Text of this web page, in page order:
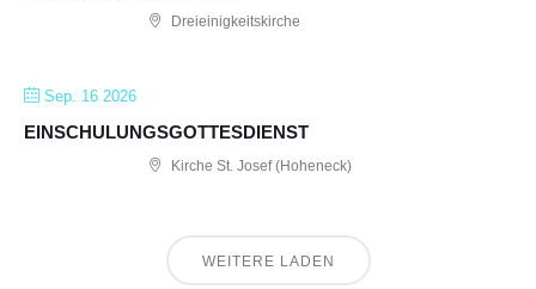
Dreieinigkeitskirche
Sep. 16 2026
EINSCHULUNGSGOTTESDIENST
Kirche St. Josef (Hoheneck)
WEITERE LADEN